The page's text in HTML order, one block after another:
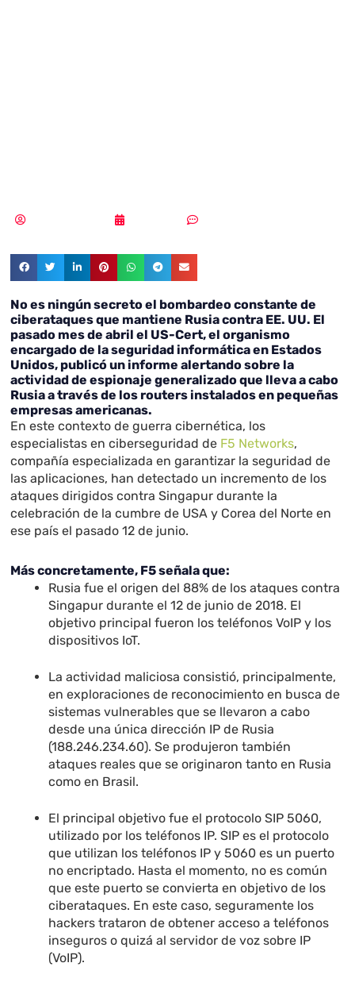
No es ningún secreto el bombardeo constante de
ciberataques que mantiene Rusia contra EE. UU. El
pasado mes de abril el US-Cert, el organismo
encargado de la seguridad informática en Estados
Unidos, publicó un informe alertando sobre la
actividad de espionaje generalizado que lleva a cabo
Rusia a través de los routers instalados en pequeñas
empresas americanas.
En este contexto de guerra cibernética, los
especialistas en ciberseguridad de F5 Networks,
compañía especializada en garantizar la seguridad de
las aplicaciones, han detectado un incremento de los
ataques dirigidos contra Singapur durante la
celebración de la cumbre de USA y Corea del Norte en
ese país el pasado 12 de junio.
Más concretamente, F5 señala que:
Rusia fue el origen del 88% de los ataques contra
Singapur durante el 12 de junio de 2018. El
objetivo principal fueron los teléfonos VoIP y los
dispositivos IoT.
La actividad maliciosa consistió, principalmente,
en exploraciones de reconocimiento en busca de
sistemas vulnerables que se llevaron a cabo
desde una única dirección IP de Rusia
(188.246.234.60). Se produjeron también
ataques reales que se originaron tanto en Rusia
como en Brasil.
El principal objetivo fue el protocolo SIP 5060,
utilizado por los teléfonos IP. SIP es el protocolo
que utilizan los teléfonos IP y 5060 es un puerto
no encriptado. Hasta el momento, no es común
que este puerto se convierta en objetivo de los
ciberataques. En este caso, seguramente los
hackers trataron de obtener acceso a teléfonos
inseguros o quizá al servidor de voz sobre IP
(VoIP).